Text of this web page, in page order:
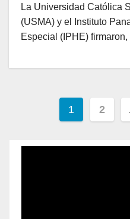
La Universidad Católica
(USMA) y el Instituto
Especial (IPHE)
1 2